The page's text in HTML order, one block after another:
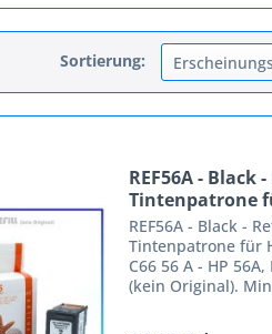
Sortierung:
REF56A - Black
Tintenpatrone
REF56A - Black -
Tintenpatrone für
C66 56 A - HP
(kein Original).